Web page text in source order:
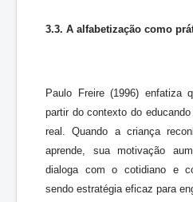
3.3. A alfabetização como
Paulo Freire (1996) enfatiza
partir do contexto do
real. Quando a criança
aprende, sua motivação
dialoga com o cotidiano e
sendo estratégia eficaz para